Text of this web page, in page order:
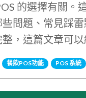
的選擇有關
問題、常見踩
，這篇文章可以
餐飲POS功能 POS 系統